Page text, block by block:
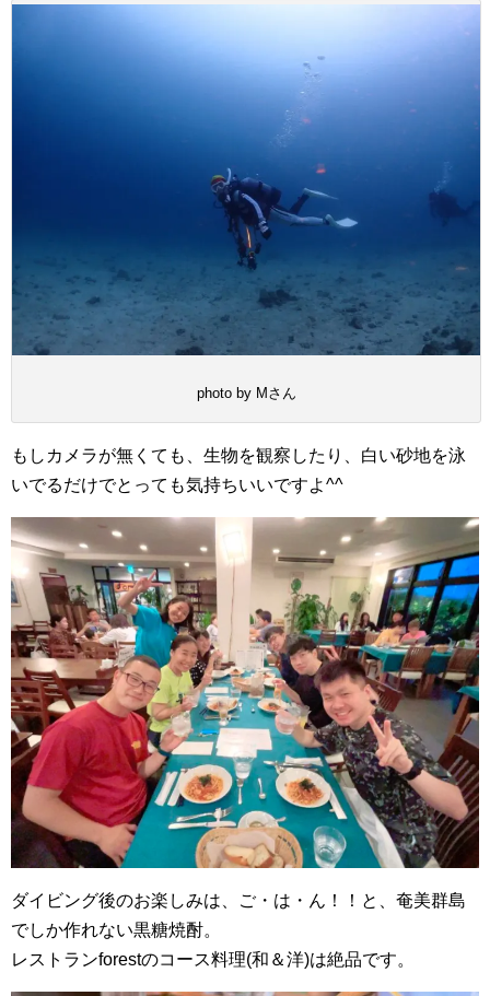
photo by Mさん
もしカメラが無くても、生物を観察したり、白い砂地を泳
いでるだけでとっても気持ちいいですよ^^
ダイビング後のお楽しみは、ご・は・ん！！と、奄美群島
でしか作れない黒糖焼酎。
レストランforestのコース料理(和＆洋)は絶品です。